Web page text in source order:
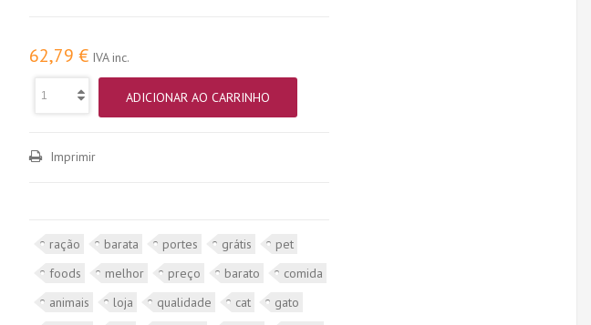
62,79 € IVA inc.
ADICIONAR AO CARRINHO
Imprimir
ração barata portes grátis
pet
foods
melhor preço barato
comida
animais
loja qualidade cat
gato